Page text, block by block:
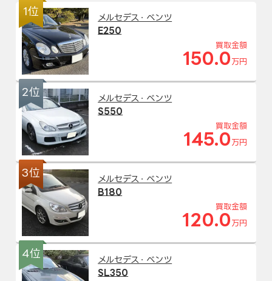
1位
メルセデス・ベンツ
E250
買取金額
150.0 万円
2位
メルセデス・ベンツ
S550
買取金額
145.0 万円
3位
メルセデス・ベンツ
B180
買取金額
120.0 万円
4位
メルセデス・ベンツ
SL350